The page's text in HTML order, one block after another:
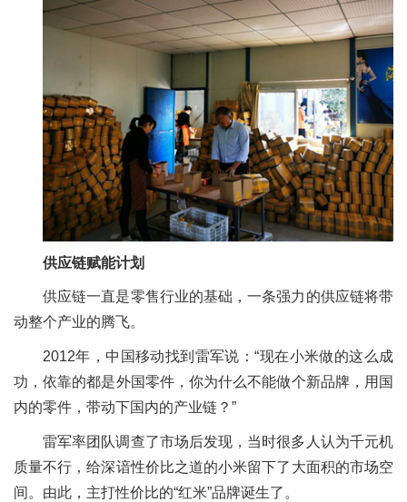
供应链赋能计划
供应链一直是零售行业的基础，一条强力的供应链将带
动整个产业的腾飞。
2012年，中国移动找到雷军说：“现在小米做的这么成
功，依靠的都是外国零件，你为什么不能做个新品牌，用国
内的零件，带动下国内的产业链？”
雷军率团队调查了市场后发现，当时很多人认为千元机
质量不行，给深谙性价比之道的小米留下了大面积的市场空
间。由此，主打性价比的“红米”品牌诞生了。